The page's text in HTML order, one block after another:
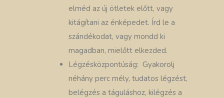
elméd az új ötletek előtt, vagy
kitágítani az énképedet. Írd le a
szándékodat, vagy mondd ki
magadban, mielőtt elkezded.
Légzésközpontúság: Gyakorolj
néhány perc mély, tudatos légzést,
belégzés a táguláshoz, kilégzés a